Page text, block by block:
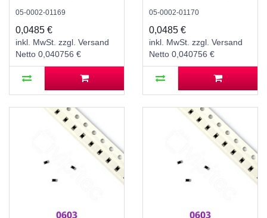
05-0002-01169
0,0485 €
inkl. MwSt. zzgl. Versand
Netto 0,040756 €
°C, 0603
05-0002-01170
0,0485 €
inkl. MwSt. zzgl. Versand
Netto 0,040756 €